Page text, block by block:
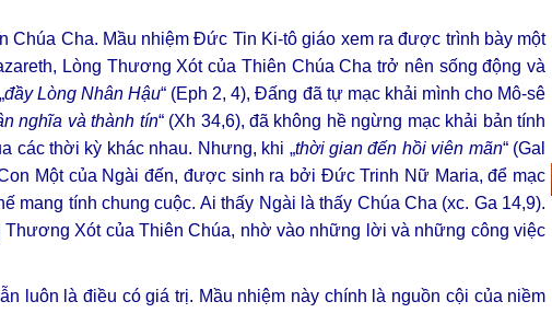
Cha. Mầu nhiệm Đức Tin Ki-tô giáo xem ra được trình bày một
Lòng Thương Xót của Thiên Chúa Cha trở nên sống động và
đầy Lòng Nhân Hậu“ (Eph 2, 4), Đấng đã tự mạc khải mình cho Mô-sê
nghĩa và thành tín“ (Xh 34,6), đã không hề ngừng mạc khải bản tính
các thời kỳ khác nhau. Nhưng, khi „thời gian đến hồi viên mãn“ (Gal
Một của Ngài đến, được sinh ra bởi Đức Trinh Nữ Maria, để mạc
mang tính chung cuộc. Ai thấy Ngài là thấy Chúa Cha (xc. Ga 14,9).
Xót của Thiên Chúa, nhờ vào những lời và những công việc
luôn là điều có giá trị. Mầu nhiệm này chính là nguồn cội của niềm